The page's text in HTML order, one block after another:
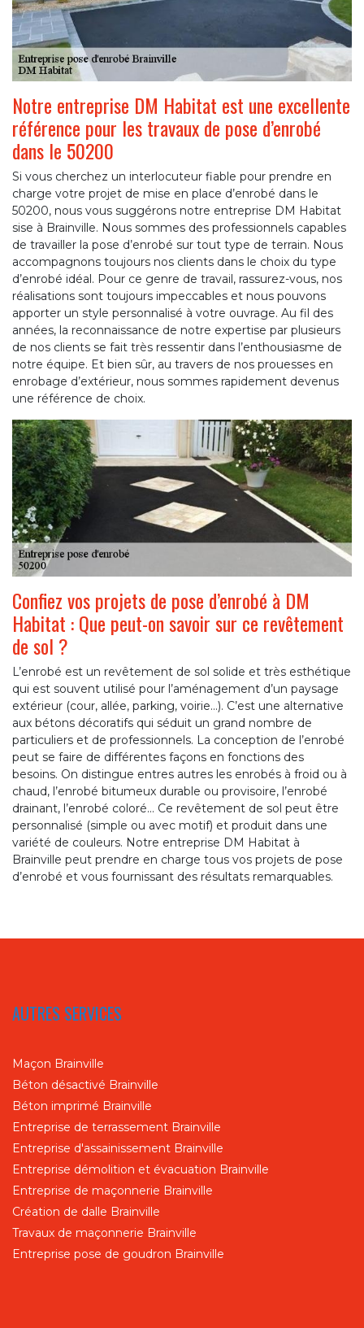
Notre entreprise DM Habitat est une excellente
référence pour les travaux de pose d’enrobé
dans le 50200
Si vous cherchez un interlocuteur fiable pour prendre en
charge votre projet de mise en place d’enrobé dans le
50200, nous vous suggérons notre entreprise DM Habitat
sise à Brainville. Nous sommes des professionnels capables
de travailler la pose d’enrobé sur tout type de terrain. Nous
accompagnons toujours nos clients dans le choix du type
d’enrobé idéal. Pour ce genre de travail, rassurez-vous, nos
réalisations sont toujours impeccables et nous pouvons
apporter un style personnalisé à votre ouvrage. Au fil des
années, la reconnaissance de notre expertise par plusieurs
de nos clients se fait très ressentir dans l’enthousiasme de
notre équipe. Et bien sûr, au travers de nos prouesses en
enrobage d’extérieur, nous sommes rapidement devenus
une référence de choix.
Confiez vos projets de pose d’enrobé à DM
Habitat : Que peut-on savoir sur ce revêtement
de sol ?
L’enrobé est un revêtement de sol solide et très esthétique
qui est souvent utilisé pour l’aménagement d’un paysage
extérieur (cour, allée, parking, voirie…). C’est une alternative
aux bétons décoratifs qui séduit un grand nombre de
particuliers et de professionnels. La conception de l’enrobé
peut se faire de différentes façons en fonctions des
besoins. On distingue entres autres les enrobés à froid ou à
chaud, l’enrobé bitumeux durable ou provisoire, l’enrobé
drainant, l’enrobé coloré... Ce revêtement de sol peut être
personnalisé (simple ou avec motif) et produit dans une
variété de couleurs. Notre entreprise DM Habitat à
Brainville peut prendre en charge tous vos projets de pose
d’enrobé et vous fournissant des résultats remarquables.
AUTRES SERVICES
Maçon Brainville
Béton désactivé Brainville
Béton imprimé Brainville
Entreprise de terrassement Brainville
Entreprise d'assainissement Brainville
Entreprise démolition et évacuation Brainville
Entreprise de maçonnerie Brainville
Création de dalle Brainville
Travaux de maçonnerie Brainville
Entreprise pose de goudron Brainville